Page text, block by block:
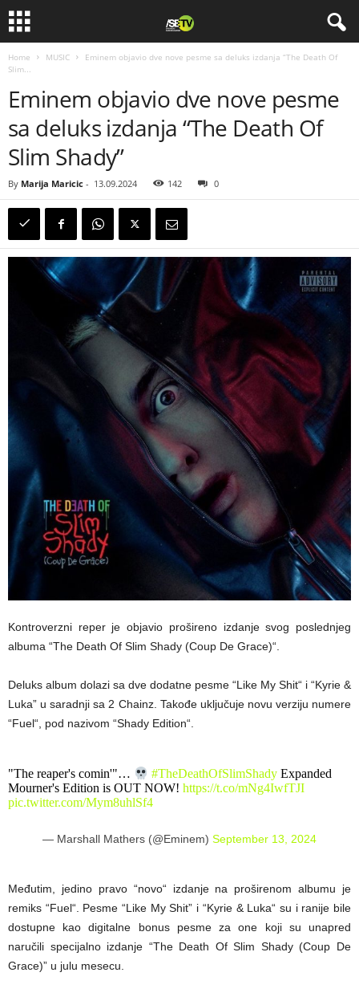
Home MUSIC
Eminem objavio dve nove pesme sa deluks izdanja “The Death Of
Slim...
Eminem objavio dve nove pesme
sa deluks izdanja “The Death Of
Slim Shady”
By Marija Maricic - 13.09.2024 142 0
Kontroverzni reper je objavio prošireno izdanje svog poslednjeg
albuma “The Death Of Slim Shady (Coup De Grace)“.
Deluks album dolazi sa dve dodatne pesme “Like My Shit“ i “Kyrie &
Luka” u saradnji sa 2 Chainz. Takođe uključuje novu verziju numere
“Fuel“, pod nazivom “Shady Edition“.
"The reaper's comin'"… #TheDeathOfSlimShady Expanded
Mourner's Edition is OUT NOW! https://t.co/mNg4IwfTJI
pic.twitter.com/Mym8uhlSf4
— Marshall Mathers (@Eminem) September 13, 2024
Međutim, jedino pravo “novo“ izdanje na proširenom albumu je
remiks “Fuel“. Pesme “Like My Shit” i “Kyrie & Luka“ su i ranije bile
dostupne kao digitalne bonus pesme za one koji su unapred
naručili specijalno izdanje “The Death Of Slim Shady (Coup De
Grace)” u julu mesecu.